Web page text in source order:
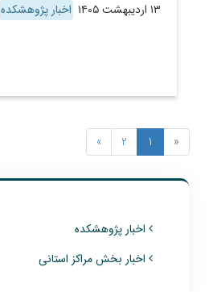
۱۳ اردیبهشت ۱۴۰۵ اخبار پژوهشکده
«
1
2
»
اخبار پژوهشکده
اخبار بخش مراکز استانی